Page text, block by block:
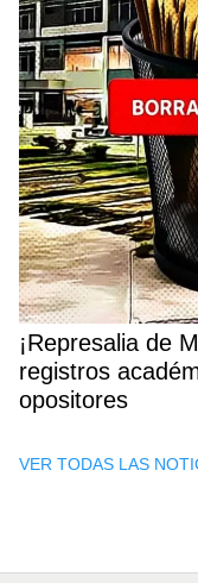
¡Represalia de
registros
opositores
VER TODAS LAS